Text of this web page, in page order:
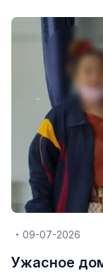
09-07-2026
Ужасное